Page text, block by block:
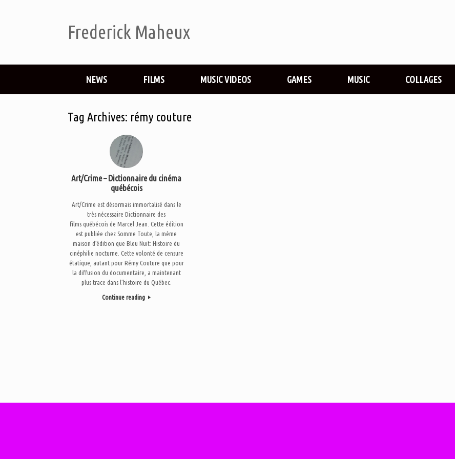
Frederick Maheux
NEWS FILMS MUSIC VIDEOS GAMES MUSIC COLLAGES
Tag Archives: rémy couture
Art/Crime – Dictionnaire du cinéma
québécois
Art/Crime est désormais immortalisé dans le
très nécessaire Dictionnaire des
films québécois de Marcel Jean. Cette édition
est publiée chez Somme Toute, la même
maison d’édition que Bleu Nuit: Histoire du
cinéphilie nocturne. Cette volonté de censure
étatique, autant pour Rémy Couture que pour
la diffusion du documentaire, a maintenant
plus trace dans l’histoire du Québec.
Continue reading